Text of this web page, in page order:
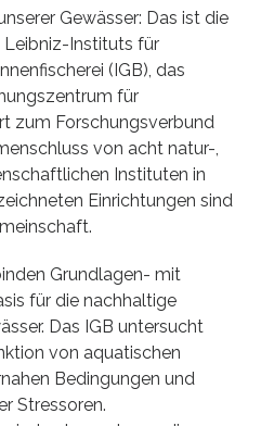
Gewässer: Das ist die
Instituts für
(IGB), das
für
zum Forschungsverbund
von acht natur-,
Instituten in
Einrichtungen sind
Grundlagen- mit
für die nachhaltige
Das IGB untersucht
von aquatischen
Bedingungen und
Stressoren.